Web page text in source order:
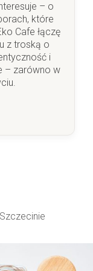
– o
które
Cafe łączę
z troską o
i
– zarówno w